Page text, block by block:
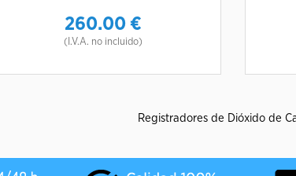
260.00 €
(I.V.A. no incluido)
Registradores de Dióxido de